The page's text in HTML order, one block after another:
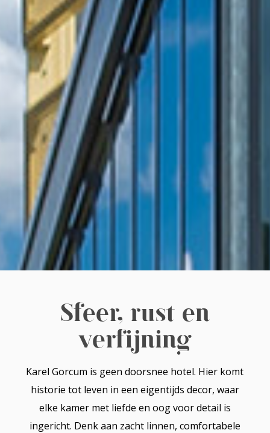
Sfeer, rust en
verfijning
Karel Gorcum is geen doorsnee hotel. Hier komt
historie tot leven in een eigentijds decor, waar
elke kamer met liefde en oog voor detail is
ingericht. Denk aan zacht linnen, comfortabele